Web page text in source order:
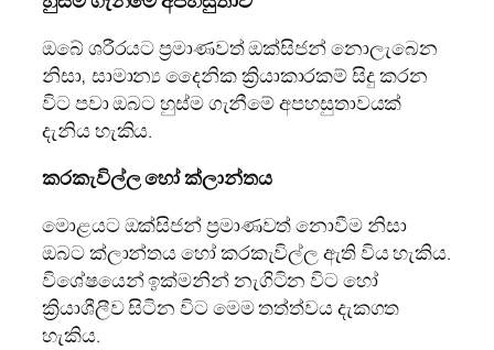
ඔබේ ශරීරයට ප්‍රමාණවත් ඔක්සිජන් නොලැබෙන
නිසා, සාමාන්‍ය දෛනික ක්‍රියාකාරකම් සිදු කරන
විට පවා ඔබට හුස්ම ගැනීමේ අපහසුතාවයක්
දැනිය හැකිය.
කරකැවිල්ල හෝ ක්ලාන්තය
මොළයට ඔක්සිජන් ප්‍රමාණවත් නොවීම නිසා
ඔබට ක්ලාන්තය හෝ කරකැවිල්ල ඇති විය හැකිය.
විශේෂයෙන් ඉක්මනින් නැගිටින විට හෝ
ක්‍රියාශීලීව සිටින විට මෙම තත්ත්වය දැකගත
හැකිය.